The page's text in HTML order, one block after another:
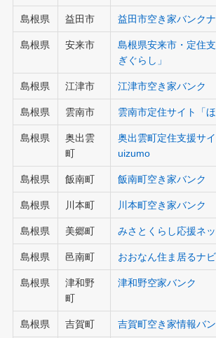
島根県 益田市 益田市空き家バンク
島根県 安来市
島根県安来市・定住
ぎぐらし」
島根県 江津市 江津市空き家バンク
島根県 雲南市 雲南市定住サイト「ほ
島根県
奥出雲
町
奥出雲町定住支援サ
uizumo
島根県 飯南町 飯南町空き家バンク
島根県 川本町 川本町空き家バンク
島根県 美郷町 みさとくらし応援ネッ
島根県 邑南町 おおなん住ま居るナビ
島根県
津和野
町
津和野空家バンク
島根県 吉賀町 吉賀町空き家情報バ